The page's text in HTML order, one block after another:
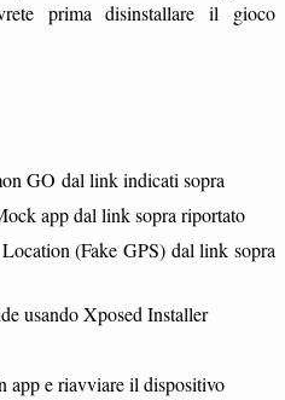
prima disinstallare il gioco
GO dal link indicati sopra
app dal link sopra riportato
(Fake GPS) dal link sopra
usando Xposed Installer
app e riavviare il dispositivo